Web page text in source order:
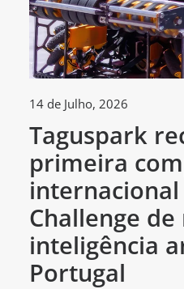
14 de Julho, 2026
Taguspark
primeira
internacional
Challenge
inteligência
Portugal